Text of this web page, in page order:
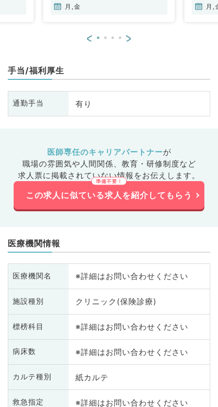
月,金 月,
< >
手当/福利厚生
通勤手当 有り
医師専任のキャリアパートナーが
職場の雰囲気や人間関係、 教育・研修制度など
求人票に掲載されていない情報をお伝えします。
この求人に似ている求人を紹介してもらう
医療機関情報
医療機関名 ※詳細はお問い合わせください
施設種別 クリニック(保険診療)
標榜科目 ※詳細はお問い合わせください
病床数 ※詳細はお問い合わせください
カルテ種別 紙カルテ
救急指定 ※詳細はお問い合わせください